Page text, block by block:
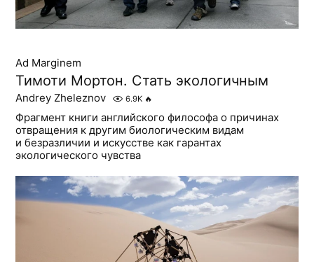
Ad Marginem
Тимоти Мортон. Стать экологичным
Andrey Zheleznov 6.9K 🔥
Фрагмент книги английского философа о причинах
отвращения к другим биологическим видам
и безразличии и искусстве как гарантах
экологического чувства